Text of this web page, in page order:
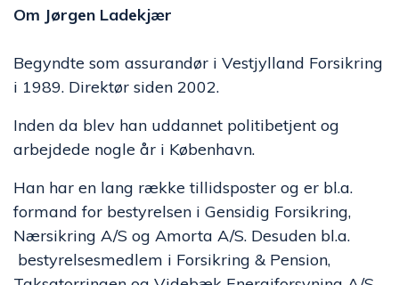
Om Jørgen Ladekjær
Begyndte som assurandør i Vestjylland Forsikring
i 1989. Direktør siden 2002.
Inden da blev han uddannet politibetjent og
arbejdede nogle år i København.
Han har en lang række tillidsposter og er bl.a.
formand for bestyrelsen i Gensidig Forsikring,
Nærsikring A/S og Amorta A/S. Desuden bl.a.
bestyrelsesmedlem i Forsikring & Pension,